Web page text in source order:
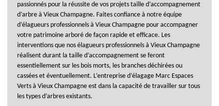
passionnés pour la réussite de vos projets taille d’accompagnement
d’arbre à Vieux Champagne. Faites confiance à notre équipe
d’élagueurs professionnels à Vieux Champagne pour accompagner
votre patrimoine arboré de façon rapide et efficace. Les
interventions que nos élagueurs professionnels à Vieux Champagne
réalisent durant la taille d’accompagnement se feront
essentiellement sur les bois morts, les branches déchirées ou
cassées et éventuellement. L’entreprise d’élagage Marc Espaces
Verts à Vieux Champagne est dans la capacité de travailler sur tous
les types d’arbres existants.